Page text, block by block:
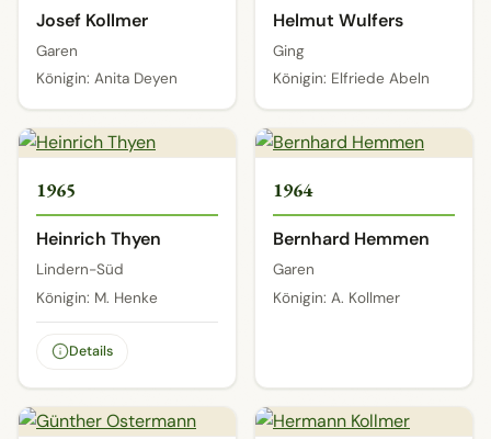
Josef Kollmer
Garen
Königin: Anita Deyen
Helmut Wulfers
Ging
Königin: Elfriede Abeln
1965
Heinrich Thyen
Lindern-Süd
Königin: M. Henke
Details
1964
Bernhard Hemmen
Garen
Königin: A. Kollmer